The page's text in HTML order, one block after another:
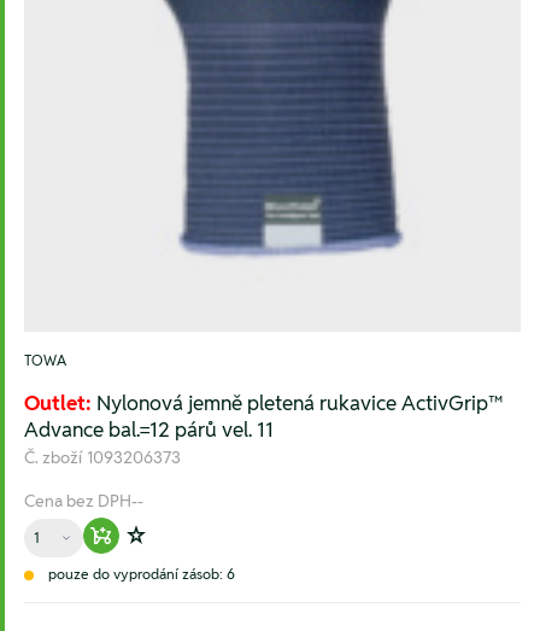
TOWA
Outlet: Nylonová jemně pletená rukavice ActivGrip™
Advance bal.=12 párů vel. 11
Č. zboží 1093206373
Cena bez DPH--
Množství
Warenkorb hinzufügen
Zur Wunschliste hinzufügen
pouze do vyprodání zásob: 6